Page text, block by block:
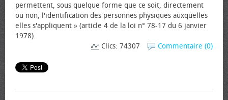
permettent, sous quelque forme que ce soit, directement
ou non, l'identification des personnes physiques auxquelles
elles s'appliquent » (article 4 de la loi n° 78-17 du 6 janvier
1978).
Commentaire (0)
Clics: 74307